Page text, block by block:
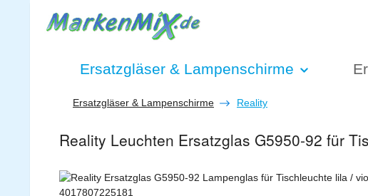
Hauptinhalt springen
Zur Suche springen
Zur Hauptnavigation springen
Ersatzgläser & Lampenschirme
Ersatzgläser & Lampenschirme Reality
Reality Leuchten Ersatzglas G5950-92 für
Bildergalerie überspringen